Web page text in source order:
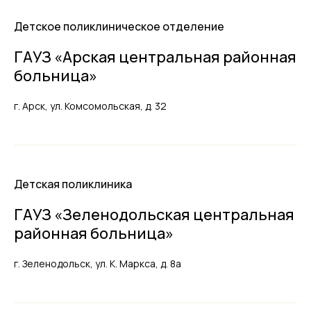
Детское поликлиническое отделение
ГАУЗ «Арская центральная районная
больница»
г. Арск, ул. Комсомольская, д. 32
Детская поликлиника
ГАУЗ «Зеленодольская центральная
районная больница»
г. Зеленодольск, ул. К. Маркса, д. 8а